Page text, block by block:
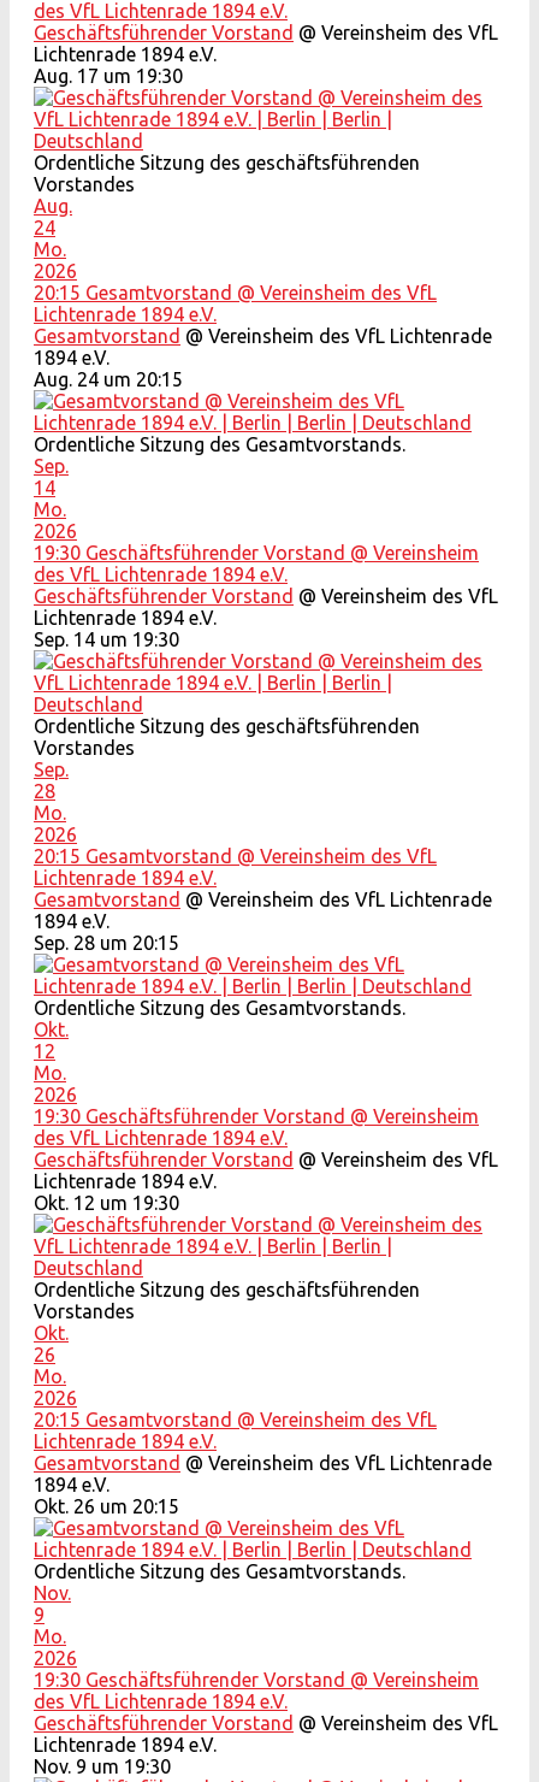
des VfL Lichtenrade 1894 e.V.
Geschäftsführender Vorstand @ Vereinsheim des VfL
Lichtenrade 1894 e.V.
Aug. 17 um 19:30
Ordentliche Sitzung des geschäftsführenden
Vorstandes
Aug.
24
Mo.
2026
20:15 Gesamtvorstand @ Vereinsheim des VfL
Lichtenrade 1894 e.V.
Gesamtvorstand @ Vereinsheim des VfL Lichtenrade
1894 e.V.
Aug. 24 um 20:15
Ordentliche Sitzung des Gesamtvorstands.
Sep.
14
Mo.
2026
19:30 Geschäftsführender Vorstand @ Vereinsheim
des VfL Lichtenrade 1894 e.V.
Geschäftsführender Vorstand @ Vereinsheim des VfL
Lichtenrade 1894 e.V.
Sep. 14 um 19:30
Ordentliche Sitzung des geschäftsführenden
Vorstandes
Sep.
28
Mo.
2026
20:15 Gesamtvorstand @ Vereinsheim des VfL
Lichtenrade 1894 e.V.
Gesamtvorstand @ Vereinsheim des VfL Lichtenrade
1894 e.V.
Sep. 28 um 20:15
Ordentliche Sitzung des Gesamtvorstands.
Okt.
12
Mo.
2026
19:30 Geschäftsführender Vorstand @ Vereinsheim
des VfL Lichtenrade 1894 e.V.
Geschäftsführender Vorstand @ Vereinsheim des VfL
Lichtenrade 1894 e.V.
Okt. 12 um 19:30
Ordentliche Sitzung des geschäftsführenden
Vorstandes
Okt.
26
Mo.
2026
20:15 Gesamtvorstand @ Vereinsheim des VfL
Lichtenrade 1894 e.V.
Gesamtvorstand @ Vereinsheim des VfL Lichtenrade
1894 e.V.
Okt. 26 um 20:15
Ordentliche Sitzung des Gesamtvorstands.
Nov.
9
Mo.
2026
19:30 Geschäftsführender Vorstand @ Vereinsheim
des VfL Lichtenrade 1894 e.V.
Geschäftsführender Vorstand @ Vereinsheim des VfL
Lichtenrade 1894 e.V.
Nov. 9 um 19:30